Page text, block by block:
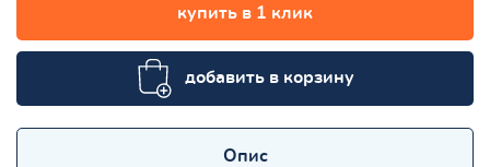
купить в 1 клик
добавить в корзину
Опис